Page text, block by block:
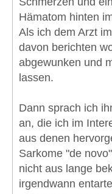
Hämatom hinten
Als ich dem Arzt
davon berichten
abgewunken und
lassen.
Dann sprach ich
an, die ich im
aus denen
Sarkome "de
nicht aus lange
irgendwann